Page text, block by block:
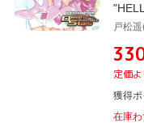
定価
獲得
在庫